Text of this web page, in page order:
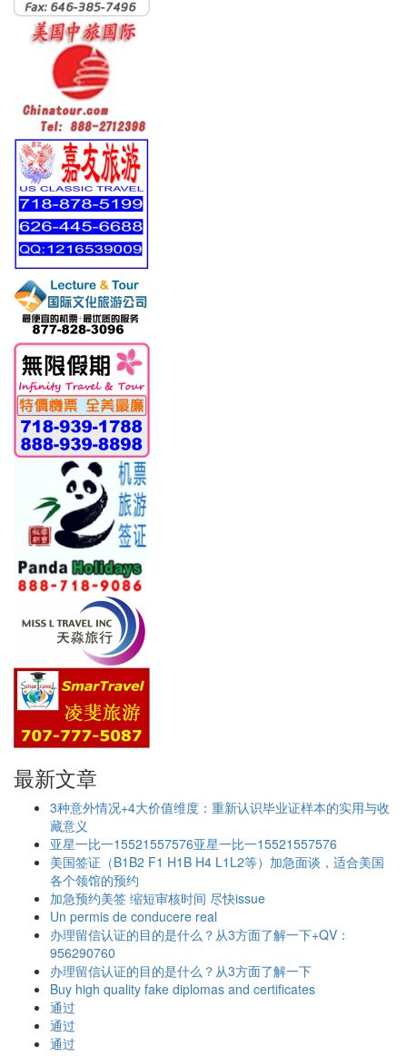
最新文章
3种意外情况+4大价值维度：重新认识毕业证样本的实用与收
藏意义
亚星一比一15521557576亚星一比一15521557576
美国签证（B1B2 F1 H1B H4 L1L2等）加急面谈，适合美国
各个领馆的预约
加急预约美签 缩短审核时间 尽快issue
Un permis de conducere real
办理留信认证的目的是什么？从3方面了解一下+QV：
956290760
办理留信认证的目的是什么？从3方面了解一下
Buy high quality fake diplomas and certificates
通过
通过
通过